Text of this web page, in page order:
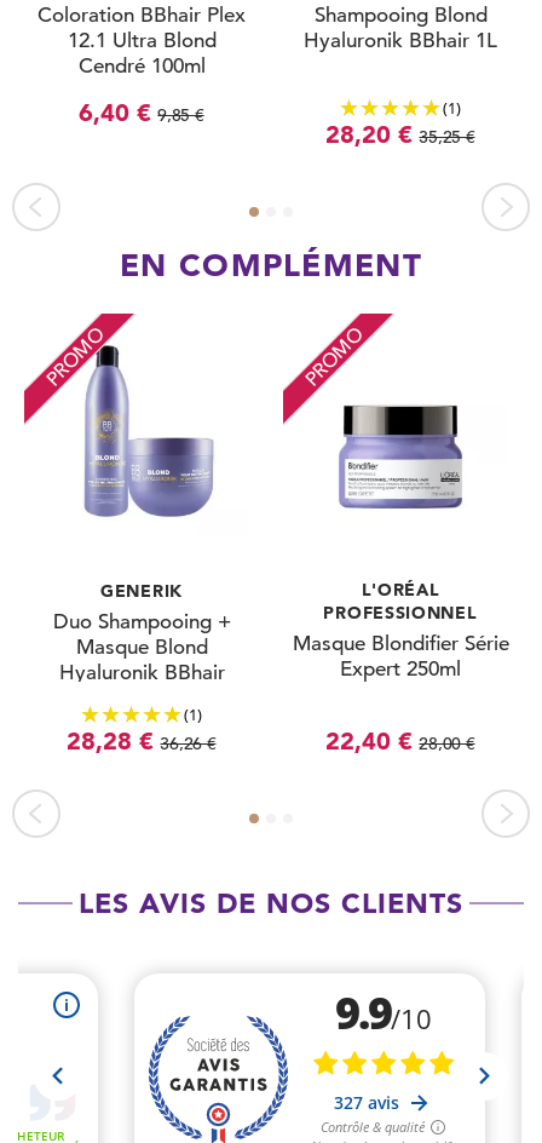
Coloration BBhair Plex
12.1 Ultra Blond
Cendré 100ml
6,40 € 9,85 €
Shampooing Blond
Hyaluronik BBhair 1L
(1)
28,20 € 35,25 €
EN COMPLÉMENT
PROMO
GENERIK
Duo Shampooing +
Masque Blond
Hyaluronik BBhair
(1)
28,28 € 36,26 €
PROMO
L'ORÉAL
PROFESSIONNEL
Masque Blondifier Série
Expert 250ml
22,40 € 28,00 €
LES AVIS DE NOS CLIENTS